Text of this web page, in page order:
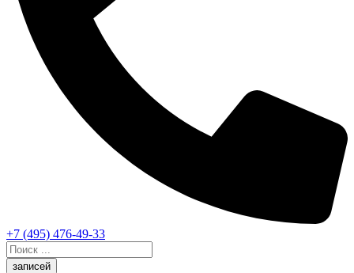
+7 (495) 476-49-33
Search
...записей